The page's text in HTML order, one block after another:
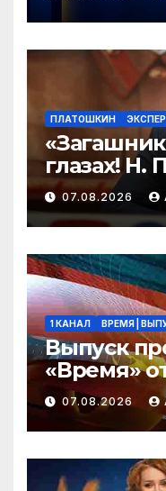
ПЛАТОШКИН
глазах! Н.
скрывает
отчётами!
07.08.2026
1 КАНАЛ ВРЕМЯ |
Выпуск
«Время»
07.08.2026